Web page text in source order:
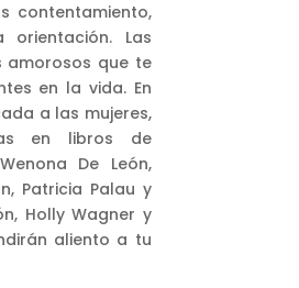
contentamiento,
Las
amorosos que te
en la vida. En
a las mujeres,
en libros de
De León,
Patricia Palau y
Holly Wagner y
aliento a tu